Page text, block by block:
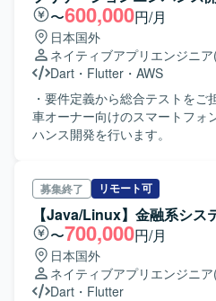
〜600,000円/月
日本国外
ネイティブアプリエンジニア
Dart ・ Flutter ・ AWS
・要件定義から総合テストを
車オーナー向けのスマートフォ
ハンス開発を行います。
募集終了 リモート可
【Java/Linux】金融系シス
〜700,000円/月
日本国外
ネイティブアプリエンジニア
Dart ・ Flutter